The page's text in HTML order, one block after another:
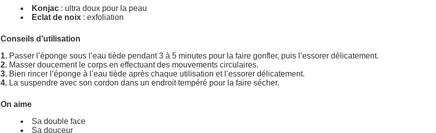
Konjac : ultra doux pour la peau
Eclat de noix : exfoliation
Conseils d'utilisation
1. Passer l’éponge sous l’eau tiède pendant 3 à 5 minutes pour la faire gonfler, puis l’essorer délicatement.
2. Masser doucement le corps en effectuant des mouvements circulaires.
3. Bien rincer l’éponge à l’eau tiède après chaque utilisation et l’essorer délicatement.
4. La suspendre avec son cordon dans un endroit tempéré pour la faire sécher.
On aime
Sa double face
Sa douceur